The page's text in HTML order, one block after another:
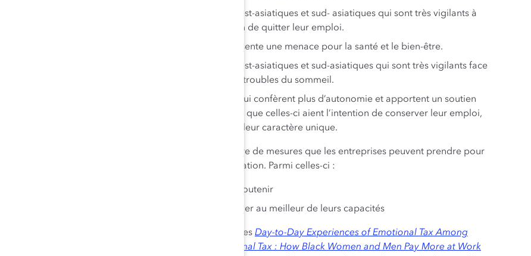
De 50 % à 69 % des professionnels noirs, est-asiatiques et sud- asiatiques qui sont très vigilants à
l’égard des préjugés ont la ferme intention de quitter leur emploi.
La charge émotionnelle est un facteur qui représente une menace pour la santé et le bien-être.
De 22 % à 42 % des professionnels noirs, est-asiatiques et sud-asiatiques qui sont très vigilants face
aux préjugés signalent des taux élevés de troubles du sommeil.
Les dirigeants qui créent des milieux de travail qui confèrent plus d’autonomie et apportent un soutien
aux personnes de couleur peuvent faire en sorte que celles-ci aient l’intention de conserver leur emploi,
en s’assurant qu’elles se sentent valorisées pour leur caractère unique.
Dans l’étude, les employés énoncent un certain nombre de mesures que les entreprises peuvent prendre pour
créer un environnement de travail axé sur l’autonomisation. Parmi celles-ci :
Parler aux employés, leur faire confiance et les soutenir
Outiller les employés pour qu’ils puissent travailler au meilleur de leurs capacités
Cette nouvelle étude se fonde sur les études antérieures Day-to-Day Experiences of Emotional Tax Among
Emotional Tax : How Black Women and Men Pay More at Work